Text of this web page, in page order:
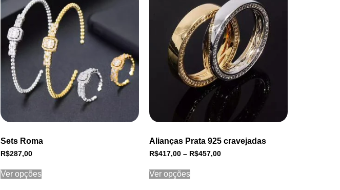
Sets Roma
R$287,00
Ver opções
Alianças Prata 925 cravejadas
R$417,00 – R$457,00
Ver opções